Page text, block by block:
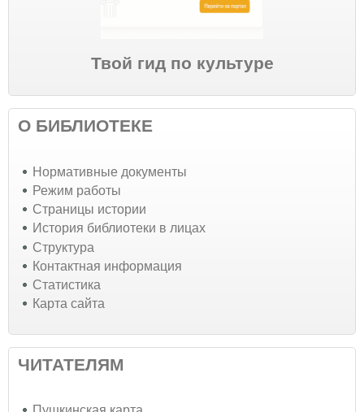
Твой гид по культуре
О БИБЛИОТЕКЕ
Нормативные документы
Режим работы
Страницы истории
История библиотеки в лицах
Структура
Контактная информация
Статистика
Карта сайта
ЧИТАТЕЛЯМ